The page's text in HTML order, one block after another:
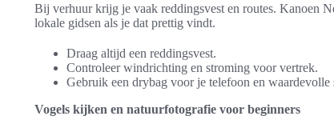
Bij verhuur krijg je vaak reddingsvest en routes. Kanoen
lokale gidsen als je dat prettig vindt.
Draag altijd een reddingsvest.
Controleer windrichting en stroming voor vertrek.
Gebruik een drybag voor je telefoon en waardevolle
Vogels kijken en natuurfotografie voor beginners